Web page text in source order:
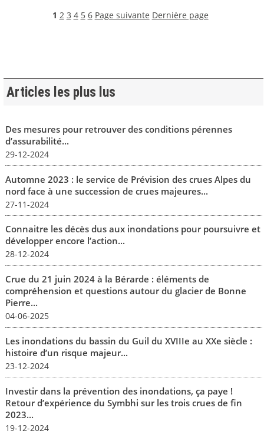
1 2 3 4 5 6 Page suivante Dernière page
Articles les plus lus
Des mesures pour retrouver des conditions pérennes
d’assurabilité...
29-12-2024
Automne 2023 : le service de Prévision des crues Alpes du
nord face à une succession de crues majeures...
27-11-2024
Connaitre les décès dus aux inondations pour poursuivre et
développer encore l’action...
28-12-2024
Crue du 21 juin 2024 à la Bérarde : éléments de
compréhension et questions autour du glacier de Bonne
Pierre...
04-06-2025
Les inondations du bassin du Guil du XVIIIe au XXe siècle :
histoire d’un risque majeur...
23-12-2024
Investir dans la prévention des inondations, ça paye !
Retour d’expérience du Symbhi sur les trois crues de fin
2023...
19-12-2024